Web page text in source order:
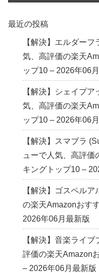
最近の投稿
【解決】エルダー
気、高評価の楽天
ップ10 – 2026年06
【解決】シェイプ
気、高評価の楽天
ップ10 – 2026年06
【解決】スマブラ
ューで人気、高評
キングトップ10 –
【解決】ゴスペル
の楽天Amazonおす
2026年06月最新版
【解決】音楽ライ
評価の楽天Amazon
– 2026年06月最新版